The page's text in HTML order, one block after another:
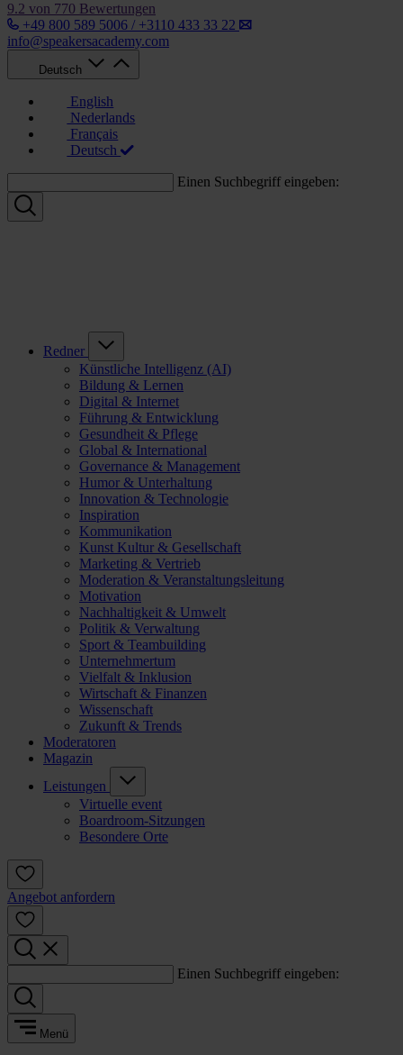
9.2 von 770 Bewertungen
+49 800 589 5006 / +3110 433 33 22
info@speakersacademy.com
Deutsch
English
Nederlands
Français
Deutsch
Einen Suchbegriff eingeben:
Redner
Künstliche Intelligenz (AI)
Bildung & Lernen
Digital & Internet
Führung & Entwicklung
Gesundheit & Pflege
Global & International
Governance & Management
Humor & Unterhaltung
Innovation & Technologie
Inspiration
Kommunikation
Kunst Kultur & Gesellschaft
Marketing & Vertrieb
Moderation & Veranstaltungsleitung
Motivation
Nachhaltigkeit & Umwelt
Politik & Verwaltung
Sport & Teambuilding
Unternehmertum
Vielfalt & Inklusion
Wirtschaft & Finanzen
Wissenschaft
Zukunft & Trends
Moderatoren
Magazin
Leistungen
Virtuelle event
Boardroom-Sitzungen
Besondere Orte
Angebot anfordern
Einen Suchbegriff eingeben:
Menü